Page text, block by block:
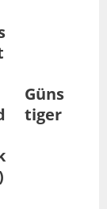
Güns
tiger